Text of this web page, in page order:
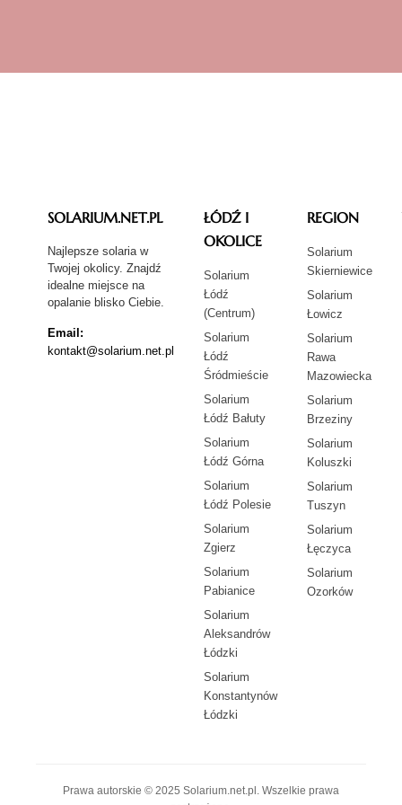
SOLARIUM.NET.PL
Najlepsze solaria w
Twojej okolicy. Znajdź
idealne miejsce na
opalanie blisko Ciebie.
Email:
kontakt@solarium.net.pl
ŁÓDŹ I
OKOLICE
Solarium
Łódź
(Centrum)
Solarium
Łódź
Śródmieście
Solarium
Łódź Bałuty
Solarium
Łódź Górna
Solarium
Łódź Polesie
Solarium
Zgierz
Solarium
Pabianice
Solarium
Aleksandrów
Łódzki
Solarium
Konstantynów
Łódzki
REGION
Solarium
Skierniewice
Solarium
Łowicz
Solarium
Rawa
Mazowiecka
Solarium
Brzeziny
Solarium
Koluszki
Solarium
Tuszyn
Solarium
Łęczyca
Solarium
Ozorków
Prawa autorskie © 2025 Solarium.net.pl. Wszelkie prawa